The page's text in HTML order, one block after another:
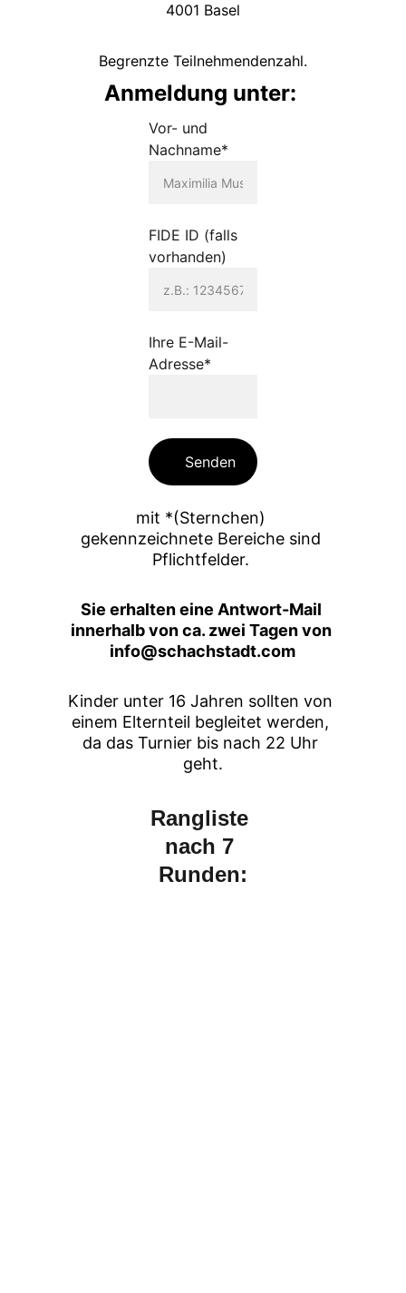
4001 Basel
Begrenzte Teilnehmendenzahl.
Anmeldung unter:
Vor- und
Nachname*
FIDE ID (falls
vorhanden)
Ihre E-Mail-
Adresse*
Senden
mit *(Sternchen)
gekennzeichnete Bereiche sind
Pflichtfelder.
Sie erhalten eine Antwort-Mail
innerhalb von ca. zwei Tagen von
info@schachstadt.com
Kinder unter 16 Jahren sollten von
einem Elternteil begleitet werden,
da das Turnier bis nach 22 Uhr
geht.
Rangliste
nach 7
Runden: